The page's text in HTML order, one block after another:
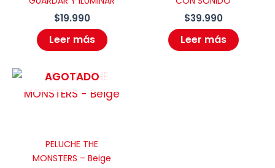
$19.990
Leer más
$39.990
Leer más
AGOTADO
PELUCHE THE
MONSTERS – Beige